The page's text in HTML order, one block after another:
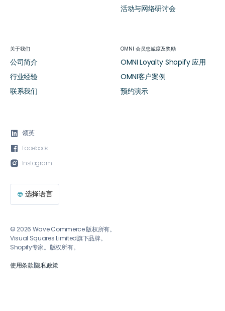
 领英
 Facebook
 Instagram
 选择语言
© 2026 Wave Commerce 版权所有。
Visual Squares Limited旗下品牌。
Shopify专家。版权所有。
使用条款|隐私政策
活动与网络研讨会
关于我们
公司简介
行业经验
联系我们
OMNI 会员忠诚度及奖励
OMNI Loyalty Shopify 应用
OMNI客户案例
预约演示